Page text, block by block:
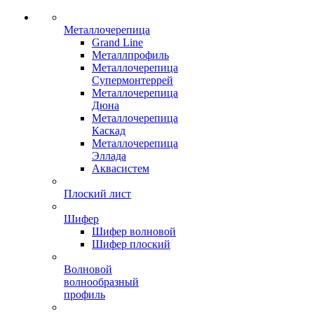
Металлочерепица
Grand Line
Металлпрофиль
Металлочерепица
Супермонтеррей
Металлочерепица
Дюна
Металлочерепица
Каскад
Металлочерепица
Эллада
Аквасистем
Плоский лист
Шифер
Шифер волновой
Шифер плоский
Волновой
волнообразный
профиль